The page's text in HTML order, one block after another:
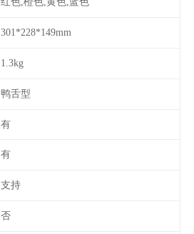
301*228*149mm
1.3kg
鸭舌型
有
有
支持
否